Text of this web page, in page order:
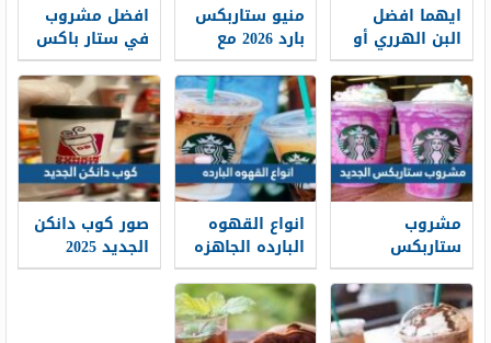
ايهما افضل
البن الهرري أو
الخولاني
منيو ستاربکس
بارد 2026 مع
الصور
افضل مشروب
في ستار باکس
بارد 2026
بالأسعار
مشروب
ستاربكس
الجديد 2026
انواع القهوه
البارده الجاهزه
2026
صور كوب دانكن
الجديد 2025